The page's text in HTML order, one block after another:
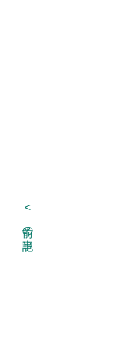
<
前の記事